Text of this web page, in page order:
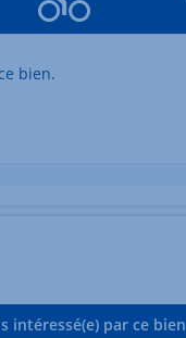
bien.
intéressé(e) par ce bien